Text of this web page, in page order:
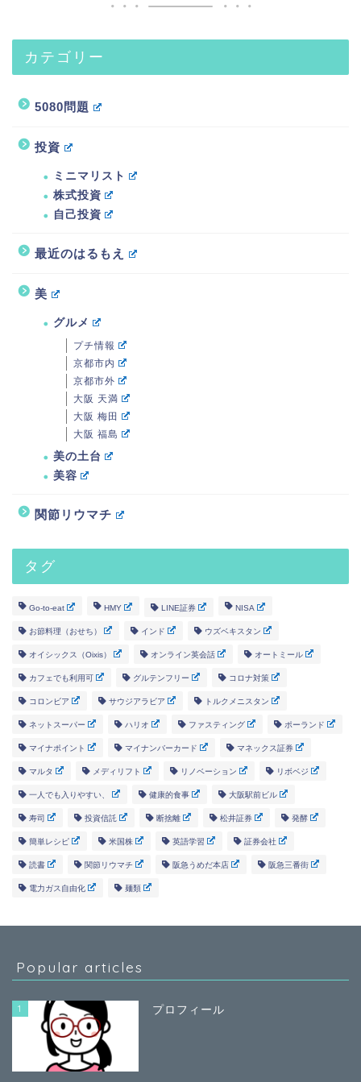
カテゴリー
5080問題
投資
ミニマリスト
株式投資
自己投資
最近のはるもえ
美
グルメ
プチ情報
京都市内
京都市外
大阪 天満
大阪 梅田
大阪 福島
美の土台
美容
関節リウマチ
タグ
Go-to-eat HMY LINE証券 NISA
お節料理（おせち） インド ウズベキスタン
オイシックス（Oixis） オンライン英会話 オートミール
カフェでも利用可 グルテンフリー コロナ対策
コロンビア サウジアラビア トルクメニスタン
ネットスーパー ハリオ ファスティング ポーランド
マイナポイント マイナンバーカード マネックス証券
マルタ メディリフト リノベーション リボベジ
一人でも入りやすい、 健康的食事 大阪駅前ビル
寿司 投資信託 断捨離 松井証券 発酵
簡単レシピ 米国株 英語学習 証券会社
読書 関節リウマチ 阪急うめだ本店 阪急三番街
電力ガス自由化 麺類
Popular articles
1 プロフィール